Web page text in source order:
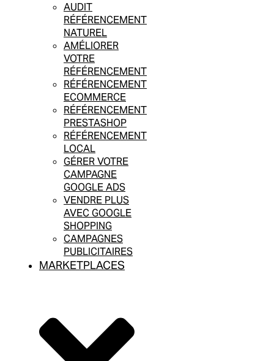
AUDIT
RÉFÉRENCEMENT
NATUREL
AMÉLIORER
VOTRE
RÉFÉRENCEMENT
RÉFÉRENCEMENT
ECOMMERCE
RÉFÉRENCEMENT
PRESTASHOP
RÉFÉRENCEMENT
LOCAL
GÉRER VOTRE
CAMPAGNE
GOOGLE ADS
VENDRE PLUS
AVEC GOOGLE
SHOPPING
CAMPAGNES
PUBLICITAIRES
MARKETPLACES